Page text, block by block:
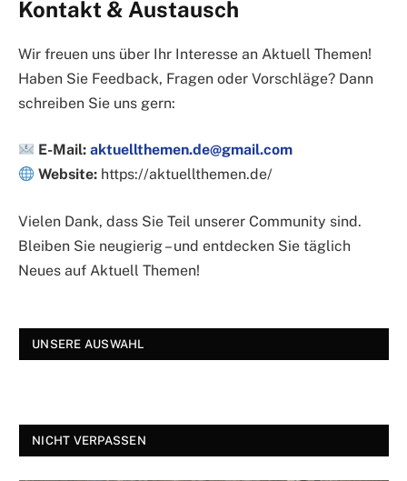
Kontakt & Austausch
Wir freuen uns über Ihr Interesse an Aktuell Themen!
Haben Sie Feedback, Fragen oder Vorschläge? Dann
schreiben Sie uns gern:
E-Mail:aktuellthemen.de@gmail.com
Website: https://aktuellthemen.de/
Vielen Dank, dass Sie Teil unserer Community sind.
Bleiben Sie neugierig – und entdecken Sie täglich
Neues auf Aktuell Themen!
UNSERE AUSWAHL
NICHT VERPASSEN